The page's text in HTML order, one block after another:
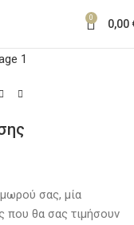
0 0,00
σας, μία
που θα σας τιμήσουν